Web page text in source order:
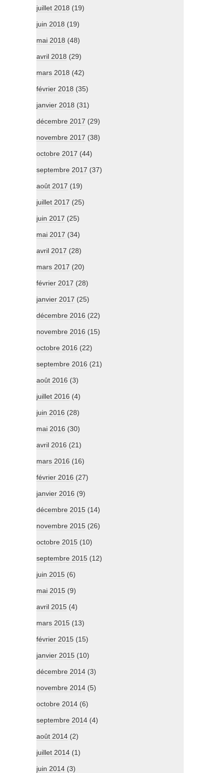
juillet 2018 (19)
juin 2018 (19)
mai 2018 (48)
avril 2018 (29)
mars 2018 (42)
février 2018 (35)
janvier 2018 (31)
décembre 2017 (29)
novembre 2017 (38)
octobre 2017 (44)
septembre 2017 (37)
août 2017 (19)
juillet 2017 (25)
juin 2017 (25)
mai 2017 (34)
avril 2017 (28)
mars 2017 (20)
février 2017 (28)
janvier 2017 (25)
décembre 2016 (22)
novembre 2016 (15)
octobre 2016 (22)
septembre 2016 (21)
août 2016 (3)
juillet 2016 (4)
juin 2016 (28)
mai 2016 (30)
avril 2016 (21)
mars 2016 (16)
février 2016 (27)
janvier 2016 (9)
décembre 2015 (14)
novembre 2015 (26)
octobre 2015 (10)
septembre 2015 (12)
juin 2015 (6)
mai 2015 (9)
avril 2015 (4)
mars 2015 (13)
février 2015 (15)
janvier 2015 (10)
décembre 2014 (3)
novembre 2014 (5)
octobre 2014 (6)
septembre 2014 (4)
août 2014 (2)
juillet 2014 (1)
juin 2014 (3)